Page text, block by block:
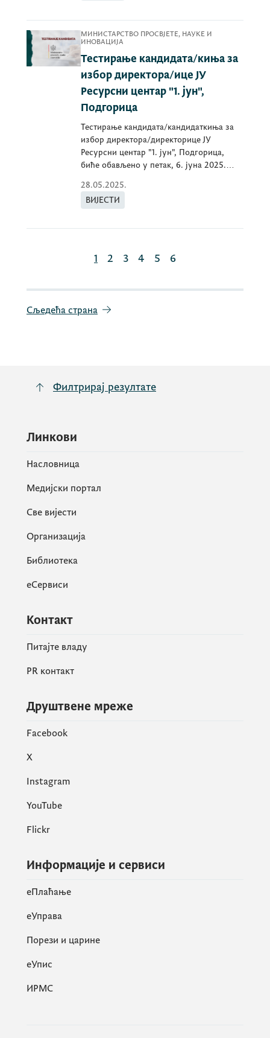
МИНИСТАРСТВО ПРОСВЈЕТЕ, НАУКЕ И
ИНОВАЦИЈА
Тестирање кандидата/киња за
избор директора/ице ЈУ
Ресурсни центар "1. јун",
Подгорица
Тестирање кандидата/кандидаткиња за
избор директора/директорице ЈУ
Ресурсни центар "1. јун", Подгорица,
биће обављено у петак, 6. јуна 2025.
28.05.2025.
ВИЈЕСТИ
1 2 3 4 5 6
Сљедећа страна
Филтрирај резултате
Линкови
Насловница
Медијски портал
Све вијести
Организација
Библиотека
еСервиси
Контакт
Питајте владу
PR контакт
Друштвене мреже
Facebook
X
Instagram
YouTube
Flickr
Информације и сервиси
eПлаћање
еУправа
Порези и царине
eУпис
ИРМС